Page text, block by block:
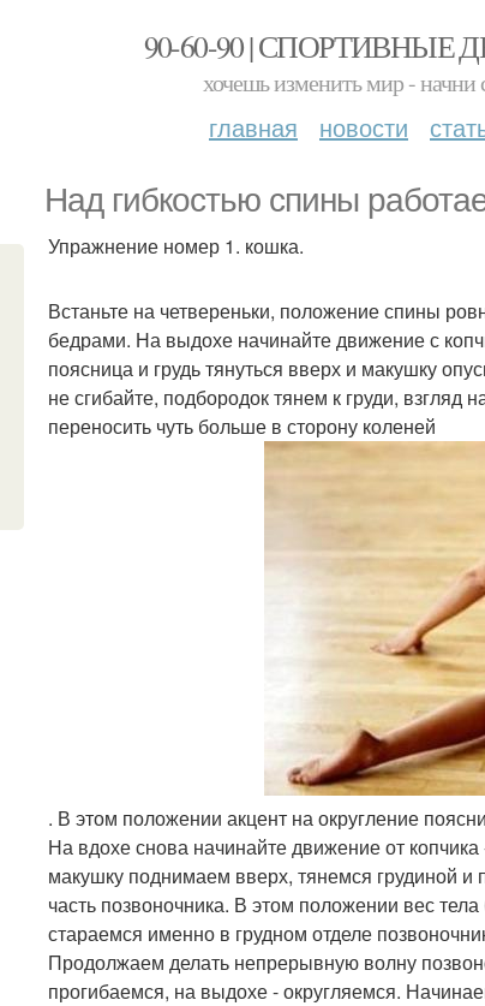
90-60-90 | СПОРТИВНЫЕ
хочешь изменить мир - начни
главная новости
Над гибкостью спины
Упражнение номер 1. кошка.
Встаньте на четвереньки, положение спины
бедрами. На выдохе начинайте движение с
поясница и грудь тянуться вверх и макушку
не сгибайте, подбородок тянем к груди, взгляд
переносить чуть больше в сторону коленей
. В этом положении акцент на округление
На вдохе снова начинайте движение от
макушку поднимаем вверх, тянемся грудиной
часть позвоночника. В этом положении вес
стараемся именно в грудном отделе
Продолжаем делать непрерывную волну
прогибаемся, на выдохе - округляемся.